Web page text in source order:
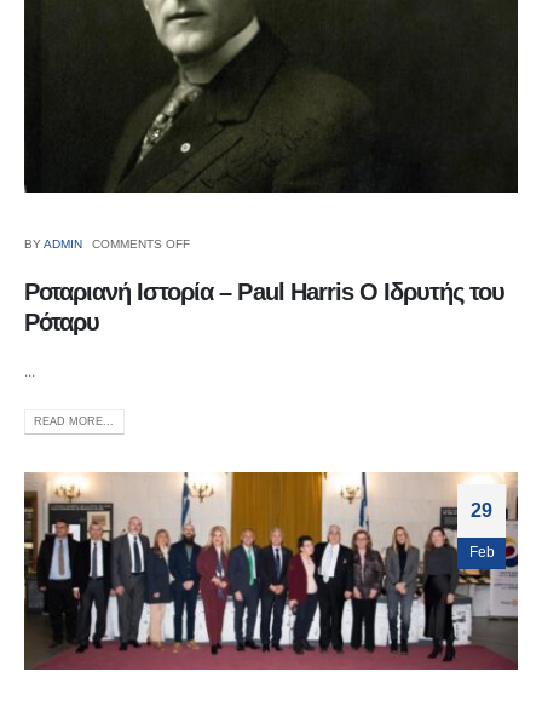
BYADMIN COMMENTS OFF
Ροταριανή Ιστορία – Paul Harris Ο Ιδρυτής του
Ρόταρυ
...
READ MORE...
29
Feb